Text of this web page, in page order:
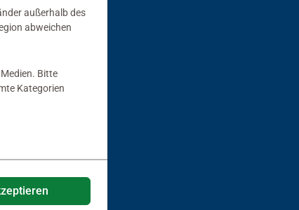
außerhalb des
abweichen
Bitte
Kategorien